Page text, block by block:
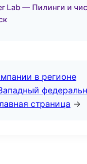
Lab — Пилинги и
в регионе
страница →